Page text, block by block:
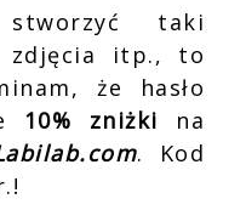
stworzyć taki
zdjęcia itp., to
że hasło
10% zniżki na
. Kod